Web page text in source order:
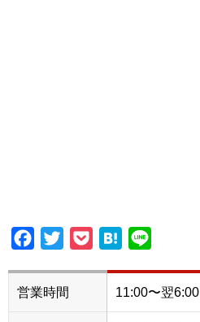
Facebook
Twitter PocketHatena
営業時間 11:00〜翌6:00